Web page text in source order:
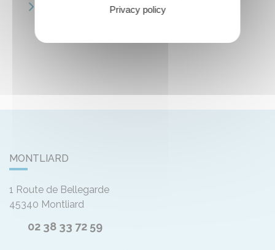
Françoise MONPOU
MONTLIARD
1 Route de Bellegarde
45340 Montliard
02 38 33 72 59
Privacy policy